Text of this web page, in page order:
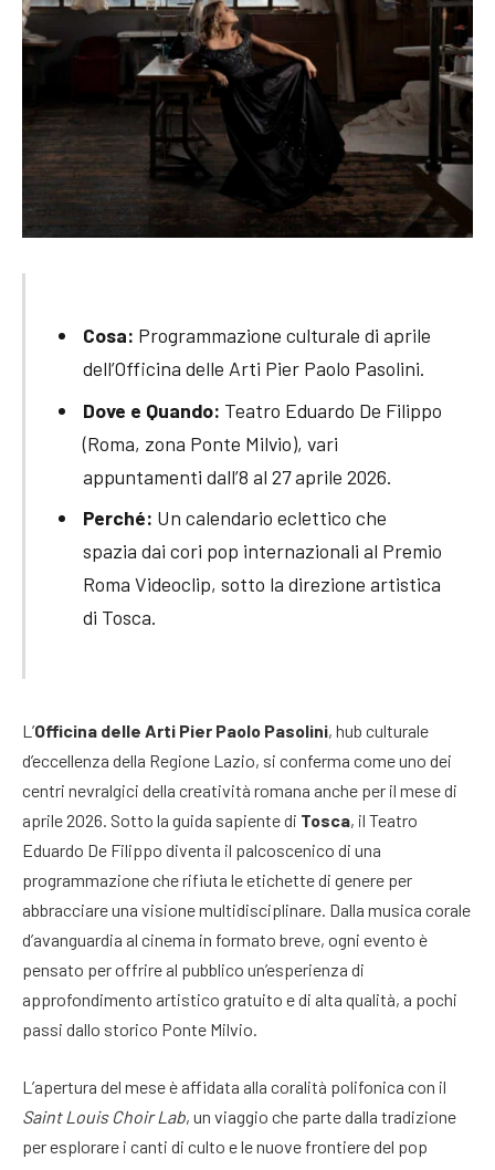
Cosa: Programmazione culturale di aprile
dell’Officina delle Arti Pier Paolo Pasolini.
Dove e Quando: Teatro Eduardo De Filippo
(Roma, zona Ponte Milvio), vari
appuntamenti dall’8 al 27 aprile 2026.
Perché: Un calendario eclettico che
spazia dai cori pop internazionali al Premio
Roma Videoclip, sotto la direzione artistica
di Tosca.
L’Officina delle Arti Pier Paolo Pasolini, hub culturale
d’eccellenza della Regione Lazio, si conferma come uno dei
centri nevralgici della creatività romana anche per il mese di
aprile 2026. Sotto la guida sapiente di Tosca, il Teatro
Eduardo De Filippo diventa il palcoscenico di una
programmazione che rifiuta le etichette di genere per
abbracciare una visione multidisciplinare. Dalla musica corale
d’avanguardia al cinema in formato breve, ogni evento è
pensato per offrire al pubblico un’esperienza di
approfondimento artistico gratuito e di alta qualità, a pochi
passi dallo storico Ponte Milvio.
L’apertura del mese è affidata alla coralità polifonica con il
Saint Louis Choir Lab, un viaggio che parte dalla tradizione
per esplorare i canti di culto e le nuove frontiere del pop